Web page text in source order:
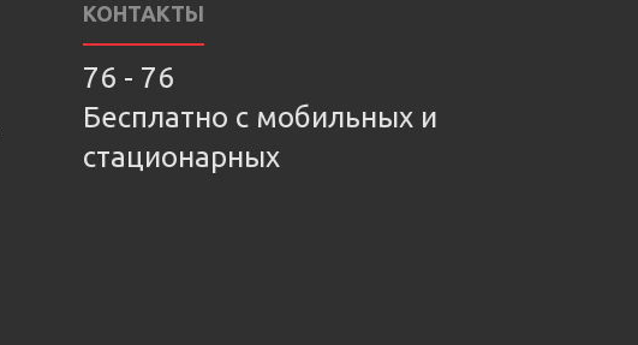
КОНТАКТЫ
76 - 76
Бесплатно с мобильных и
стационарных